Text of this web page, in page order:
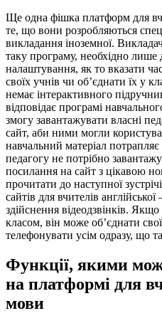
Ще одна фішка платформ для
те, що вони розробляються
викладання іноземної.
таку програму, необхідно лише
налаштування, як то вказати
своїх учнів чи об’єднати їх у
немає інтерактивного
відповідає програмі
змогу завантажувати власні
сайт, аби ними могли
навчальний матеріал
педагогу не потрібно
посилання на сайт з цікавою
прочитати до наступної
сайтів для вчителів
здійснення відеодзвінків.
класом, він може об’єднати
телефонувати усім одразу, що
Функції, якими
на платформі для
мови